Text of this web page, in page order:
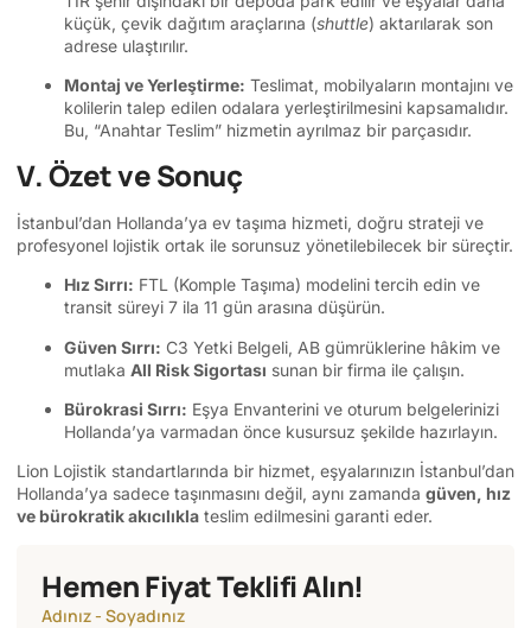
küçük, çevik dağıtım araçlarına (shuttle) aktarılarak son
adrese ulaştırılır.
Montaj ve Yerleştirme: Teslimat, mobilyaların montajını ve
kolilerin talep edilen odalara yerleştirilmesini kapsamalıdır.
Bu, “Anahtar Teslim” hizmetin ayrılmaz bir parçasıdır.
V. Özet ve Sonuç
İstanbul’dan Hollanda’ya ev taşıma hizmeti, doğru strateji ve
profesyonel lojistik ortak ile sorunsuz yönetilebilecek bir süreçtir.
Hız Sırrı: FTL (Komple Taşıma) modelini tercih edin ve
transit süreyi 7 ila 11 gün arasına düşürün.
Güven Sırrı: C3 Yetki Belgeli, AB gümrüklerine hâkim ve
mutlaka All Risk Sigortası sunan bir firma ile çalışın.
Bürokrasi Sırrı: Eşya Envanterini ve oturum belgelerinizi
Hollanda’ya varmadan önce kusursuz şekilde hazırlayın.
Lion Lojistik standartlarında bir hizmet, eşyalarınızın İstanbul’dan
Hollanda’ya sadece taşınmasını değil, aynı zamanda güven, hız
ve bürokratik akıcılıkla teslim edilmesini garanti eder.
Hemen Fiyat Teklifi Alın!
Adınız - Soyadınız